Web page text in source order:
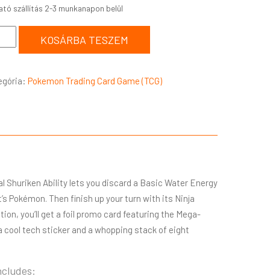
KOSÁRBA TESZEM
Pokemon Trading Card Game (TCG)
Shuriken Ability lets you discard a Basic Water Energy
Pokémon. Then finish up your turn with its Ninja
you’ll get a foil promo card featuring the Mega-
cool tech sticker and a whopping stack of eight